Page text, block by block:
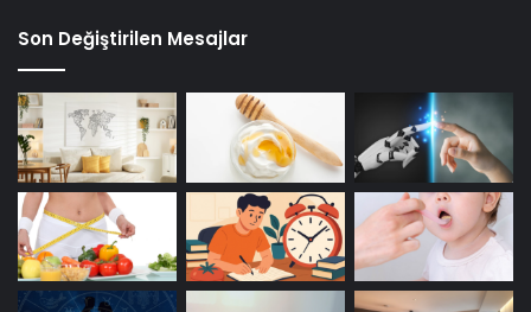
Son Değiştirilen Mesajlar